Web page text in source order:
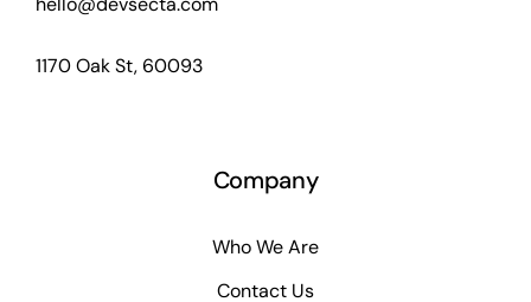
1170 Oak St, 60093
Company
Who We Are
Contact Us